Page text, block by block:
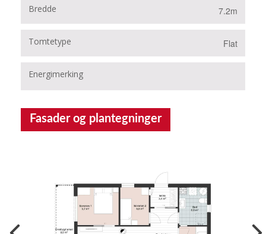
Bredde 7.2m
Tomtetype Flat
Energimerking
Fasader og plantegninger